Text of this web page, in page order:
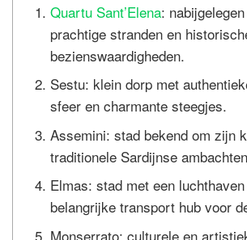
Quartu Sant’Elena:
prachtige stranden en
bezienswaardigheden.
Sestu: klein dorp met
sfeer en charmante steegjes.
Assemini: stad bekend om zijn
traditionele Sardijnse
Elmas: stad met een
belangrijke transport hub voor
Monserrato: culturele en